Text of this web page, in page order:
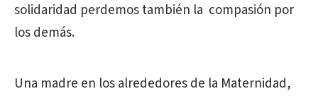
solidaridad perdemos también la compasión por
los demás.
Una madre en los alrededores de la Maternidad,